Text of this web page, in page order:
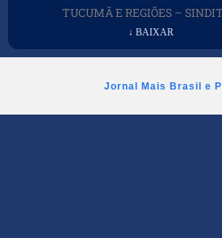
TUCUMÃ E REGIÕES –
↓ BAIXAR
Jornal Mais Brasil e